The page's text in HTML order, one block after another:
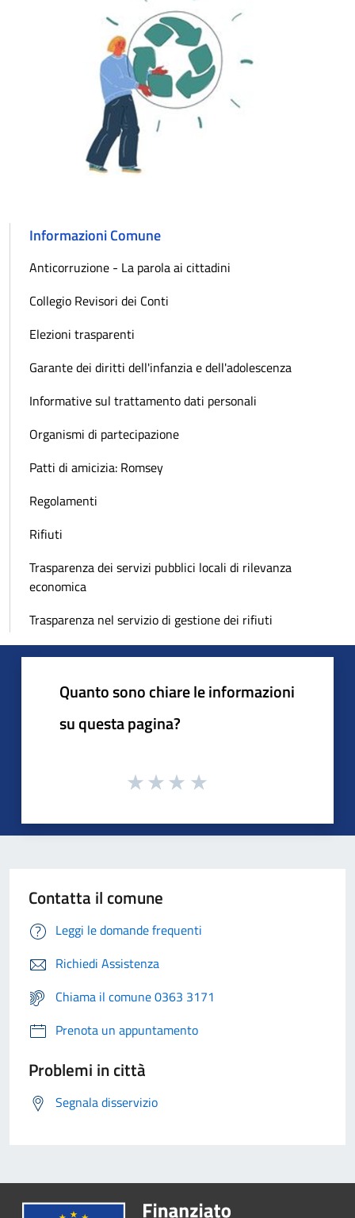
Informazioni Comune
Anticorruzione - La parola ai cittadini
Collegio Revisori dei Conti
Elezioni trasparenti
Garante dei diritti dell'infanzia e dell'adolescenza
Informative sul trattamento dati personali
Organismi di partecipazione
Patti di amicizia: Romsey
Regolamenti
Rifiuti
Trasparenza dei servizi pubblici locali di rilevanza
economica
Trasparenza nel servizio di gestione dei rifiuti
Quanto sono chiare le informazioni
su questa pagina?
Contatta il comune
Leggi le domande frequenti
Richiedi Assistenza
Chiama il comune 0363 3171
Prenota un appuntamento
Problemi in città
Segnala disservizio